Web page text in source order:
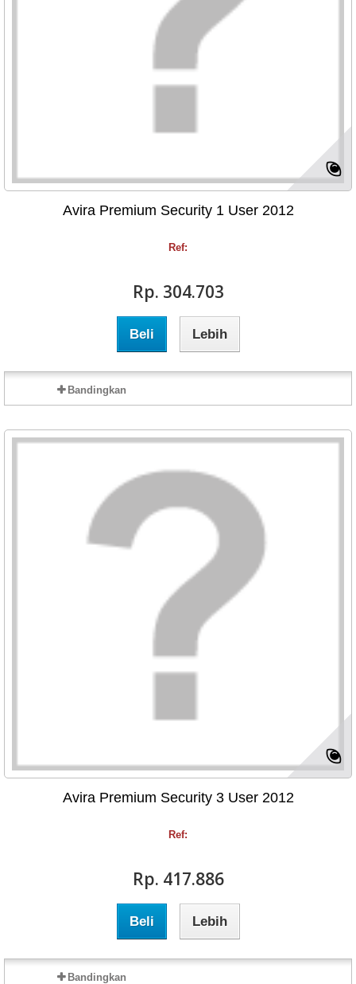
Avira Premium Security 1 User 2012
Ref:
Rp‎. 304.703
Beli Lebih
Bandingkan
Avira Premium Security 3 User 2012
Ref:
Rp‎. 417.886
Beli Lebih
Bandingkan